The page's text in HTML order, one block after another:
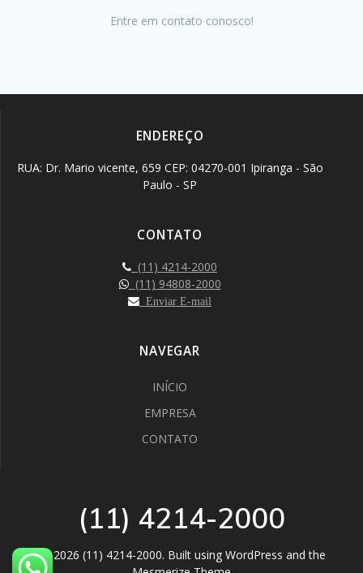
Entre em contato conosco!
ENDEREÇO
RUA: Dr. Mario vicente, 659 CEP: 04270-001 Ipiranga - São
Paulo - SP
CONTATO
(11) 4214-2000
(11) 94808-2000
Enviar E-mail
NAVEGAR
INÍCIO
EMPRESA
CONTATO
(11) 4214-2000
© 2026 (11) 4214-2000. Built using WordPress and the